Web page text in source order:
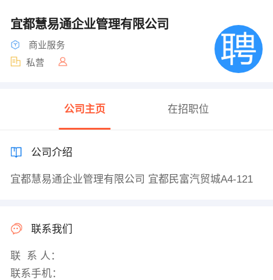
宜都慧易通企业管理有限公司
商业服务
私营
公司主页 在招职位
公司介绍
宜都慧易通企业管理有限公司 宜都民富汽贸城A4-121
联系我们
联 系 人：
联系手机：